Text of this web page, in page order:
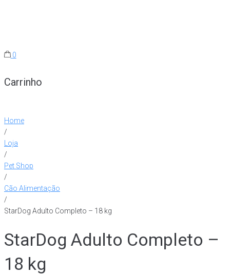
0
Carrinho
Home
/
Loja
/
Pet Shop
/
Cão Alimentação
/
StarDog Adulto Completo – 18 kg
StarDog Adulto Completo –
18 kg